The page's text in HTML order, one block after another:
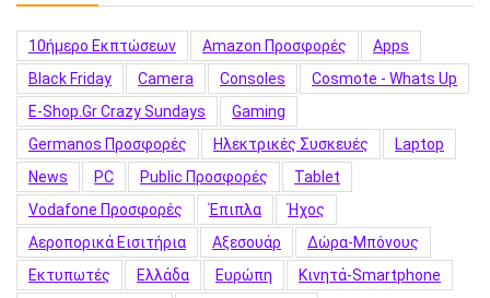
10ήμερο Εκπτώσεων Amazon Προσφορές
Apps
Black Friday
Camera Consoles
Cosmote - Whats Up
E-Shop.gr Crazy Sundays
Gaming
Germanos Προσφορές
Hλεκτρικές Συσκευές
Laptop
News
PC Public Προσφορές
Tablet
Vodafone Προσφορές
Έπιπλα
Ήχος
Αεροπορικά Εισιτήρια
Αξεσουάρ
Δώρα-Μπόνους
Εκτυπωτές
Ελλάδα Ευρώπη
Κινητά-Smartphone